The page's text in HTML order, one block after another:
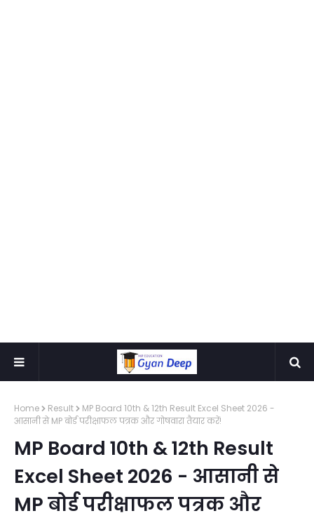
Home Result
MP Board 10th & 12th Result Excel Sheet 2026 -
आसानी से MP बोर्ड परीक्षाफल पत्रक और गोषवारा तैयार करें!
MP Board 10th & 12th Result
Excel Sheet 2026 - आसानी से
MP बोर्ड परीक्षाफल पत्रक और